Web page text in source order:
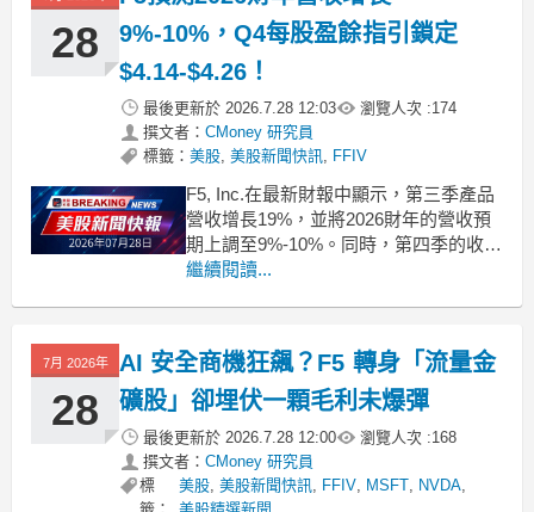
28
9%-10%，Q4每股盈餘指引鎖定
$4.14-$4.26！
最後更新於 2026.7.28 12:03 瀏覽人次 :174
撰文者： CMoney 研究員
標籤： 美股, 美股新聞快訊, FFIV
F5, Inc.在最新財報中顯示，第三季產品
營收增長19%，並將2026財年的營收預
期上調至9%-10%。同時，第四季的收益
預測也超出市場預期。 .badgeprice-
display: flex !important;
繼續閱讀...
7月 2026年
28
AI 安全商機狂飆？F5 轉身「流量金
礦股」卻埋伏一顆毛利未爆彈
最後更新於 2026.7.28 12:00 瀏覽人次 :168
撰文者： CMoney 研究員
標
美股, 美股新聞快訊, FFIV, MSFT, NVDA,